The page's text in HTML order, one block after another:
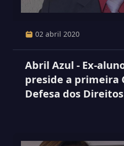
02 abril 2020
Abril Azul - Ex-
preside a primeira
Defesa dos